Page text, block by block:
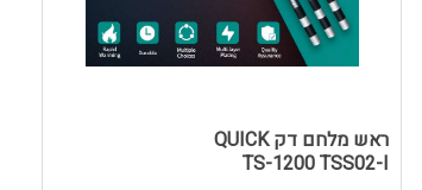
ראש מלחם דק QUICK
TS-1200 TSS02-I